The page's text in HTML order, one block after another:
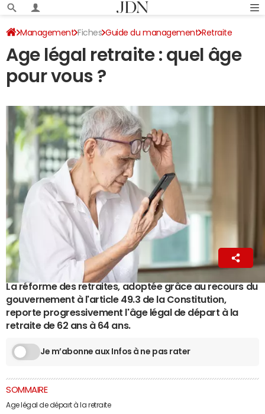
Management Fiches Guide du management Retraite
Age légal retraite : quel âge
pour vous ?
La Rédaction
1er septembre 2023 07:04
La réforme des retraites, adoptée grâce au recours du
gouvernement à l'article 49.3 de la Constitution,
reporte progressivement l'âge légal de départ à la
retraite de 62 ans à 64 ans.
Je m’abonne aux Infos à ne pas rater
SOMMAIRE
Age légal de départ à la retraite